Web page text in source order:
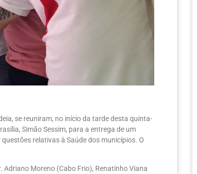
se reuniram, no início da tarde desta quinta-
Simão Sessim, para a entrega de um
relativas à Saúde dos municípios. O
Moreno (Cabo Frio), Renatinho Viana